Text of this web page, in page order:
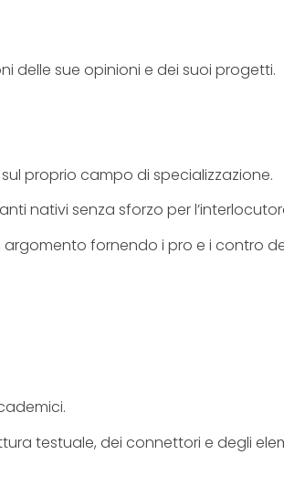
delle sue opinioni e dei suoi progetti.
proprio campo di specializzazione.
nativi senza sforzo per
fornendo i pro e i contro
testuale, dei connettori e degli